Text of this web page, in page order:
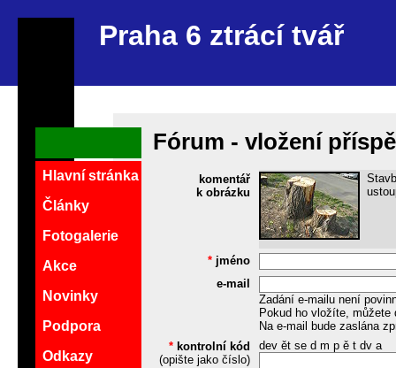
Praha 6 ztrácí tvář
Fórum - vložení
komentář
k obrázku
* jméno
e-mail
Zadání e-mailu není
Pokud ho vložíte,
Na e-mail bude zaslána
* kontrolní kód
(opište jako číslo)
dev ět se d m p ě t dv a
Hlavní stránka
Články
Fotogalerie
Akce
Novinky
Podpora
Odkazy